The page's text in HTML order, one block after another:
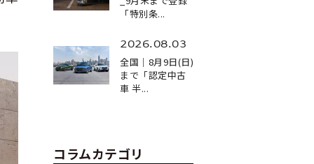
「特別条...
2026.08.03
全国｜8月9日(日)
まで「認定中古
車 半...
コラムカテゴリ